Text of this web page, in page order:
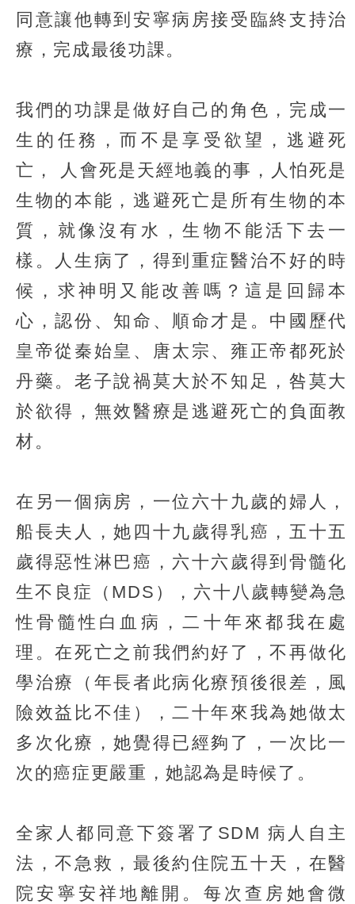
同意讓他轉到安寧病房接受臨終支持治
療，完成最後功課。
我們的功課是做好自己的角色，完成一
生的任務，而不是享受欲望，逃避死
亡， 人會死是天經地義的事，人怕死是
生物的本能，逃避死亡是所有生物的本
質，就像沒有水，生物不能活下去一
樣。人生病了，得到重症醫治不好的時
候，求神明又能改善嗎？這是回歸本
心，認份、知命、順命才是。中國歷代
皇帝從秦始皇、唐太宗、雍正帝都死於
丹藥。老子說禍莫大於不知足，咎莫大
於欲得，無效醫療是逃避死亡的負面教
材。
在另一個病房，一位六十九歲的婦人，
船長夫人，她四十九歲得乳癌，五十五
歲得惡性淋巴癌，六十六歲得到骨髓化
生不良症（MDS），六十八歲轉變為急
性骨髓性白血病，二十年來都我在處
理。在死亡之前我們約好了，不再做化
學治療（年長者此病化療預後很差，風
險效益比不佳），二十年來我為她做太
多次化療，她覺得已經夠了，一次比一
次的癌症更嚴重，她認為是時候了。
全家人都同意下簽署了SDM 病人自主
法，不急救，最後約住院五十天，在醫
院安寧安祥地離開。每次查房她會微